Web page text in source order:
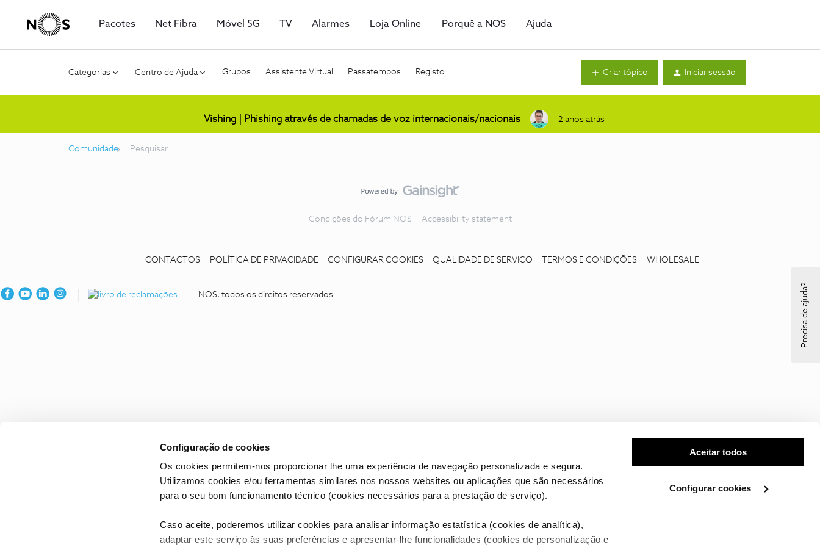
Configuração de cookies
Os cookies permitem-nos proporcionar lhe uma experiência de navegação personalizada e segura.
Utilizamos cookies e/ou ferramentas similares nos nossos websites ou aplicações que são necessários
para o seu bom funcionamento técnico (cookies necessários para a prestação de serviço).
Caso aceite, poderemos utilizar cookies para analisar informação estatística (cookies de analítica),
adaptar este serviço às suas preferências e apresentar-lhe funcionalidades (cookies de personalização e
Aceitar todos
Configurar cookies
Pacotes Net Fibra Móvel 5G TV Alarmes Loja Online Porquê a NOS Ajuda
Categorias Centro de Ajuda Grupos Assistente Virtual Passatempos Registo Criar tópico Iniciar sessão
Vishing | Phishing através de chamadas de voz internacionais/nacionais 2 anos atrás
Comunidade Pesquisar
Condições do Fórum NOS Accessibility statement
CONTACTOS POLÍTICA DE PRIVACIDADE CONFIGURAR COOKIES QUALIDADE DE SERVIÇO TERMOS E CONDIÇÕES WHOLESALE
NOS, todos os direitos reservados Precisa de ajuda?